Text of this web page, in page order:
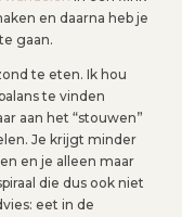
en daarna heb je
gaan.
te eten. Ik hou
te vinden
aan het “stouwen”
Je krijgt minder
en je alleen maar
die dus ook niet
eet in de